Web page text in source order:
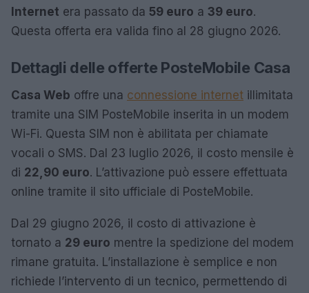
Internet era passato da 59 euro a 39 euro.
Questa offerta era valida fino al 28 giugno 2026.
Dettagli delle offerte PosteMobile Casa
Casa Web offre una connessione internet illimitata
tramite una SIM PosteMobile inserita in un modem
Wi-Fi. Questa SIM non è abilitata per chiamate
vocali o SMS. Dal 23 luglio 2026, il costo mensile è
di 22,90 euro. L’attivazione può essere effettuata
online tramite il sito ufficiale di PosteMobile.
Dal 29 giugno 2026, il costo di attivazione è
tornato a 29 euro mentre la spedizione del modem
rimane gratuita. L’installazione è semplice e non
richiede l’intervento di un tecnico, permettendo di